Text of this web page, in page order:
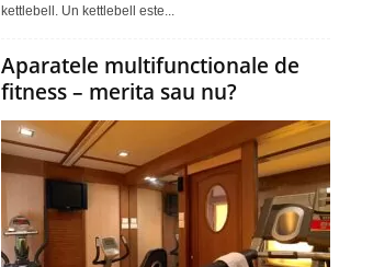
kettlebell. Un kettlebell este...
Aparatele multifunctionale de
fitness – merita sau nu?